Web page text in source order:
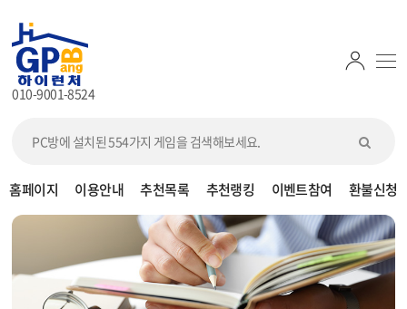
010-9001-8524
홈페이지 이용안내 추천목록 추천랭킹 이벤트참여 환불신청